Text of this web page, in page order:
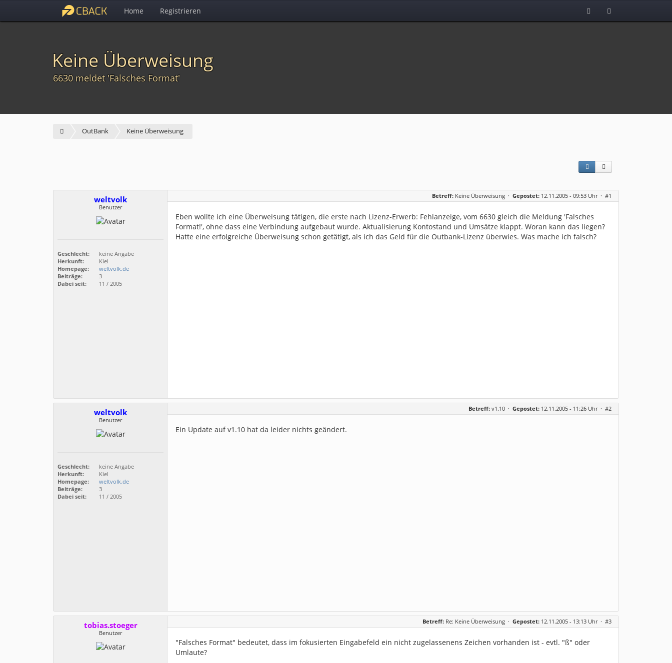
Home Registrieren
Keine Überweisung
6630 meldet 'Falsches Format'
OutBank Keine Überweisung
weltvolk
Benutzer
Geschlecht:
keine Angabe
Herkunft:
Kiel
Homepage:
weltvolk.de
Beiträge:
3
Dabei seit:
11 / 2005
Betreff: Keine Überweisung · Gepostet: 12.11.2005 - 09:53 Uhr · #1
Eben wollte ich eine Überweisung tätigen, die erste nach Lizenz-Erwerb: Fehlanzeige, vom 6630 gleich die Meldung 'Falsches
Format!', ohne dass eine Verbindung aufgebaut wurde. Aktualisierung Kontostand und Umsätze klappt. Woran kann das liegen?
Hatte eine erfolgreiche Überweisung schon getätigt, als ich das Geld für die Outbank-Lizenz überwies. Was mache ich falsch?
weltvolk
Benutzer
Geschlecht:
keine Angabe
Herkunft:
Kiel
Homepage:
weltvolk.de
Beiträge:
3
Dabei seit:
11 / 2005
Betreff: v1.10 · Gepostet: 12.11.2005 - 11:26 Uhr · #2
Ein Update auf v1.10 hat da leider nichts geändert.
tobias.stoeger
Benutzer
Betreff: Re: Keine Überweisung · Gepostet: 12.11.2005 - 13:13 Uhr · #3
"Falsches Format" bedeutet, dass im fokusierten Eingabefeld ein nicht zugelassenens Zeichen vorhanden ist - evtl. "ß" oder
Umlaute?